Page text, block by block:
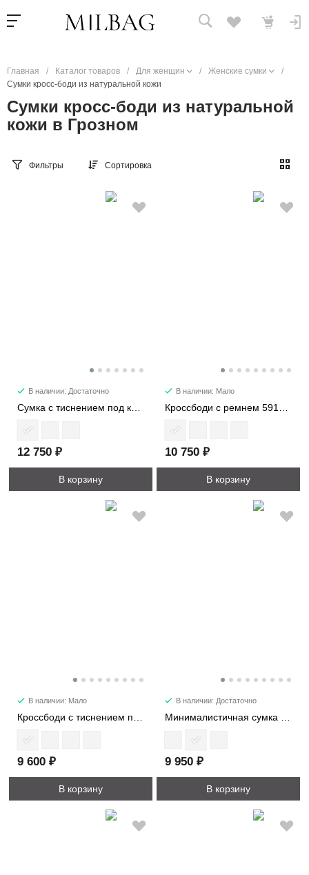
Главная / Каталог товаров / Для женщин / Женские сумки
/
Сумки кросс-боди из натуральной кожи
Сумки кросс-боди из натуральной
кожи в Грозном
Фильтры Сортировка
В наличии: Достаточно
12 750 ₽
В корзину
В наличии: Мало
10 750 ₽
В корзину
В наличии: Мало
9 600 ₽
В корзину
В наличии: Достаточно
9 950 ₽
В корзину